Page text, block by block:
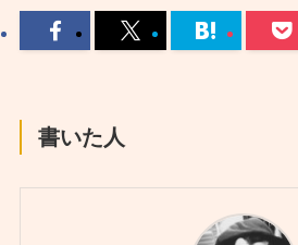
書いた人